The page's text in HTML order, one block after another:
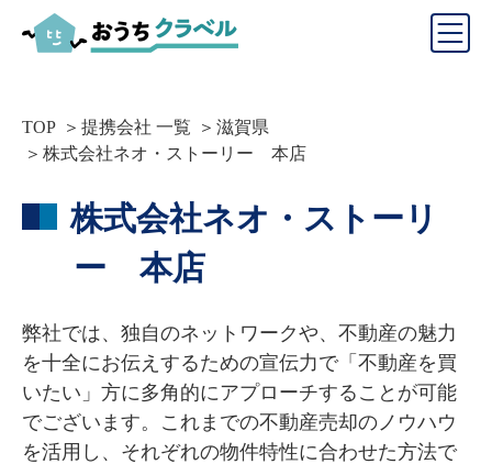
TOP 提携会社 一覧
滋賀県
株式会社ネオ・ストーリー 本店
株式会社ネオ・ストーリ
ー 本店
弊社では、独自のネットワークや、不動産の魅力
を十全にお伝えするための宣伝力で「不動産を買
いたい」方に多角的にアプローチすることが可能
でございます。これまでの不動産売却のノウハウ
を活用し、それぞれの物件特性に合わせた方法で